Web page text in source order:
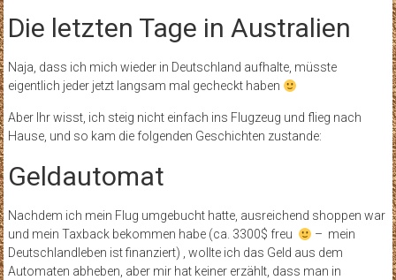
Die letzten Tage in Australien
Naja, dass ich mich wieder in Deutschland aufhalte, müsste
eigentlich jeder jetzt langsam mal gecheckt haben
Aber Ihr wisst, ich steig nicht einfach ins Flugzeug und flieg nach
Hause, und so kam die folgenden Geschichten zustande:
Geldautomat
Nachdem ich mein Flug umgebucht hatte, ausreichend shoppen war
und mein Taxback bekommen habe (ca. 3300$ freu
– mein
Deutschlandleben ist finanziert) , wollte ich das Geld aus dem
Automaten abheben, aber mir hat keiner erzählt, dass man in